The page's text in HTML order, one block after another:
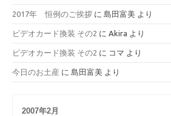
2017年 恒例のご挨拶 に 島田富美 より
ビデオカード換装 その2 に Akira より
ビデオカード換装 その2 に コマ より
今日のお土産 に 島田富美 より
2007年2月